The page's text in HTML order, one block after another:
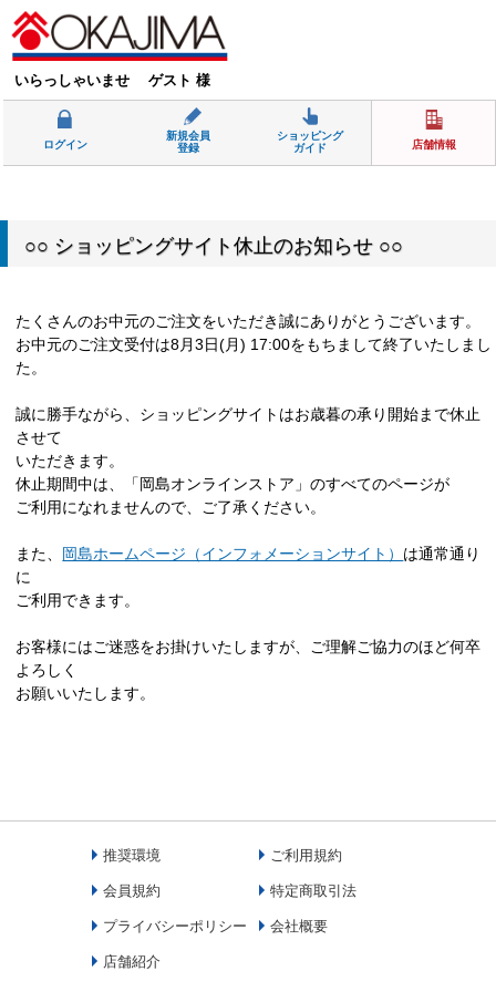
いらっしゃいませ ゲスト 様
ログイン
新規会員
登録
ショッピング
ガイド
店舗情報
○○ ショッピングサイト休止のお知らせ ○○
たくさんのお中元のご注文をいただき誠にありがとうございます。
お中元のご注文受付は8月3日(月) 17:00をもちまして終了いたしまし
た。
誠に勝手ながら、ショッピングサイトはお歳暮の承り開始まで休止
させて
いただきます。
休止期間中は、「岡島オンラインストア」のすべてのページが
ご利用になれませんので、ご了承ください。
また、 岡島ホームページ（インフォメーションサイト） は通常通り
に
ご利用できます。
お客様にはご迷惑をお掛けいたしますが、ご理解ご協力のほど何卒
よろしく
お願いいたします。
推奨環境 ご利用規約
会員規約 特定商取引法
プライバシーポリシー 会社概要
店舗紹介